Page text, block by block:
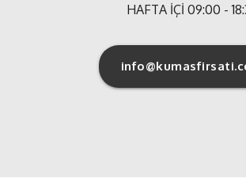
HAFTA İÇİ 09:00 -